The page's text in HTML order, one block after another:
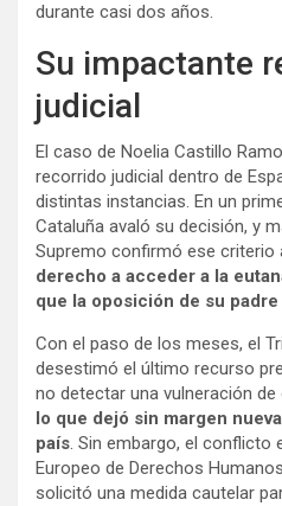
durante casi dos años.
Su impactante
judicial
El caso de Noelia Castillo
recorrido judicial dentro de
distintas instancias. En un
Cataluña avaló su decisión, y
Supremo confirmó ese criterio
derecho a acceder a la
que la oposición de su
Con el paso de los meses, el
desestimó el último recurso
no detectar una vulneración
lo que dejó sin margen
país. Sin embargo, el conflicto
Europeo de Derechos
solicitó una medida cautelar